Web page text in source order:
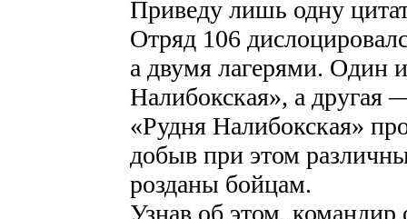
Приведу лишь одну
Отряд 106
а двумя лагерями. Один
Налибокская», а другая
«Рудня Налибокская»
добыв при этом
розданы бойцам.
Узнав об этом, командир